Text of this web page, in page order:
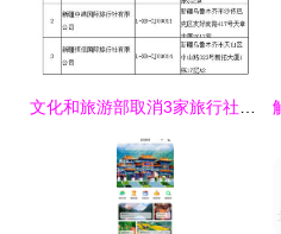
文化和旅游部取消3家旅行社出境旅游业务经营资质 行业监管再升级